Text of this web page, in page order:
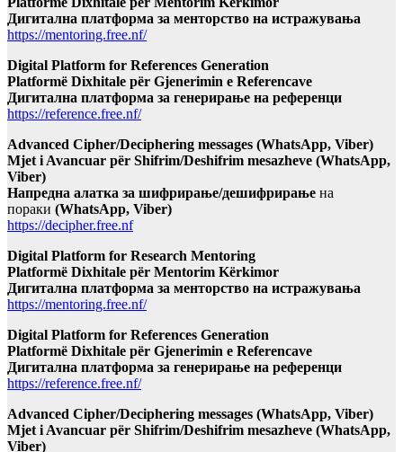
Дигитална платформа за менторство на истражувања
https://mentoring.free.nf/
Digital Platform for References Generation
Platformë Dixhitale për Gjenerimin e Referencave
Дигитална платформа за генерирање на референци
https://reference.free.nf/
Advanced Cipher/Deciphering messages (WhatsApp, Viber)
Mjet i Avancuar për Shifrim/Deshifrim mesazheve (WhatsApp,
Viber)
Напредна алатка за шифрирање/дешифрирање на
пораки (WhatsApp, Viber)
https://decipher.free.nf
Digital Platform for Research Mentoring
Platformë Dixhitale për Mentorim Kërkimor
Дигитална платформа за менторство на истражувања
https://mentoring.free.nf/
Digital Platform for References Generation
Platformë Dixhitale për Gjenerimin e Referencave
Дигитална платформа за генерирање на референци
https://reference.free.nf/
Advanced Cipher/Deciphering messages (WhatsApp, Viber)
Mjet i Avancuar për Shifrim/Deshifrim mesazheve (WhatsApp,
Viber)